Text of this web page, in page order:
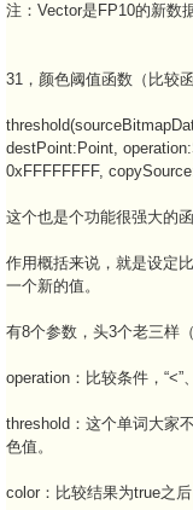
注：Vector是FP10的新数
31，颜色阈值函数（比较函
destPoint:Point,
0xFFFFFFFF,
这个也是个功能很强大的
作用概括来说，就是设定
一个新的值。
有8个参数，头3个老三样
operation：比较条件，“<”
threshold：这个单词大家
色值。
color：比较结果为true之